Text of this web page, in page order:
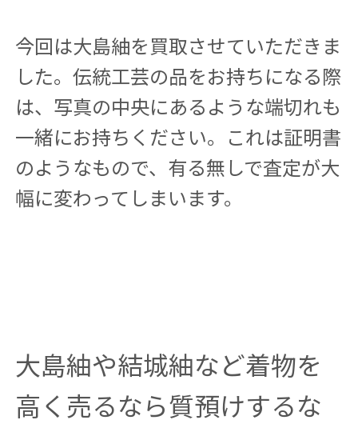
今回は大島紬を買取させていただきま
した。伝統工芸の品をお持ちになる際
は、写真の中央にあるような端切れも
一緒にお持ちください。これは証明書
のようなもので、有る無しで査定が大
幅に変わってしまいます。
大島紬や結城紬など着物を
高く売るなら質預けするな